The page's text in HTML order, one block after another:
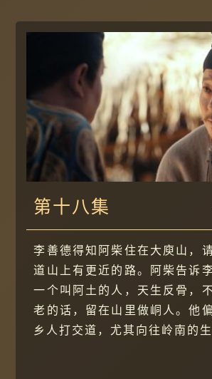
第十八集
李善德得知阿柴住在大庾山，
道山上有更近的路。阿柴告诉
一个叫阿土的人，天生反骨，
老的话，留在山里做峒人。他
乡人打交道，尤其向往岭南的生